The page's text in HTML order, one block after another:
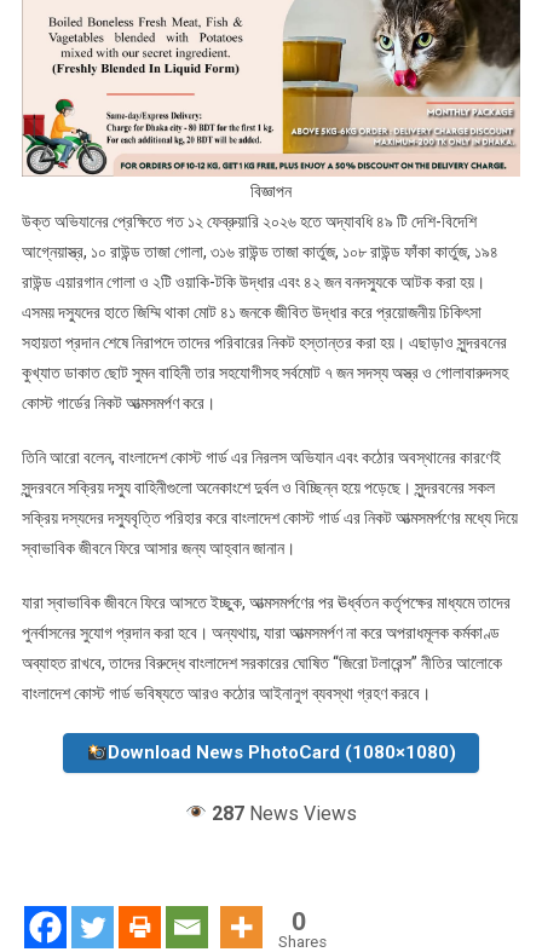
বিজ্ঞাপন
উক্ত অভিযানের প্রেক্ষিতে গত ১২ ফেব্রুয়ারি ২০২৬ হতে অদ্যাবধি ৪৯ টি দেশি-বিদেশি
আগ্নেয়াস্ত্র, ১০ রাউন্ড তাজা গোলা, ৩১৬ রাউন্ড তাজা কার্তুজ, ১০৮ রাউন্ড ফাঁকা কার্তুজ, ১৯৪
রাউন্ড এয়ারগান গোলা ও ২টি ওয়াকি-টকি উদ্ধার এবং ৪২ জন বনদস্যুকে আটক করা হয়।
এসময় দস্যুদের হাতে জিম্মি থাকা মোট ৪১ জনকে জীবিত উদ্ধার করে প্রয়োজনীয় চিকিৎসা
সহায়তা প্রদান শেষে নিরাপদে তাদের পরিবারের নিকট হস্তান্তর করা হয়। এছাড়াও সুন্দরবনের
কুখ্যাত ডাকাত ছোট সুমন বাহিনী তার সহযোগীসহ সর্বমোট ৭ জন সদস্য অস্ত্র ও গোলাবারুদসহ
কোস্ট গার্ডের নিকট আত্মসমর্পণ করে।
তিনি আরো বলেন, বাংলাদেশ কোস্ট গার্ড এর নিরলস অভিযান এবং কঠোর অবস্থানের কারণেই
সুন্দরবনে সক্রিয় দস্যু বাহিনীগুলো অনেকাংশে দুর্বল ও বিচ্ছিন্ন হয়ে পড়েছে। সুন্দরবনের সকল
সক্রিয় দস্যদের দস্যুবৃত্তি পরিহার করে বাংলাদেশ কোস্ট গার্ড এর নিকট আত্মসমর্পণের মধ্যে দিয়ে
স্বাভাবিক জীবনে ফিরে আসার জন্য আহ্বান জানান।
যারা স্বাভাবিক জীবনে ফিরে আসতে ইচ্ছুক, আত্মসমর্পণের পর ঊর্ধ্বতন কর্তৃপক্ষের মাধ্যমে তাদের
পুনর্বাসনের সুযোগ প্রদান করা হবে। অন্যথায়, যারা আত্মসমর্পণ না করে অপরাধমূলক কর্মকাণ্ড
অব্যাহত রাখবে, তাদের বিরুদ্ধে বাংলাদেশ সরকারের ঘোষিত “জিরো টলারেন্স” নীতির আলোকে
বাংলাদেশ কোস্ট গার্ড ভবিষ্যতে আরও কঠোর আইনানুগ ব্যবস্থা গ্রহণ করবে।
Download News PhotoCard (1080×1080)
287 News Views
0
Shares